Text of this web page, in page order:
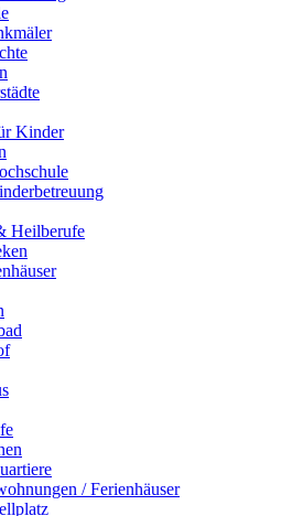
Kinder
Heilberufe
/ Ferienhäuser